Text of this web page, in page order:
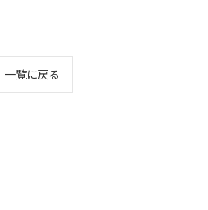
一覧に戻る